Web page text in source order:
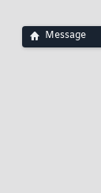
Message